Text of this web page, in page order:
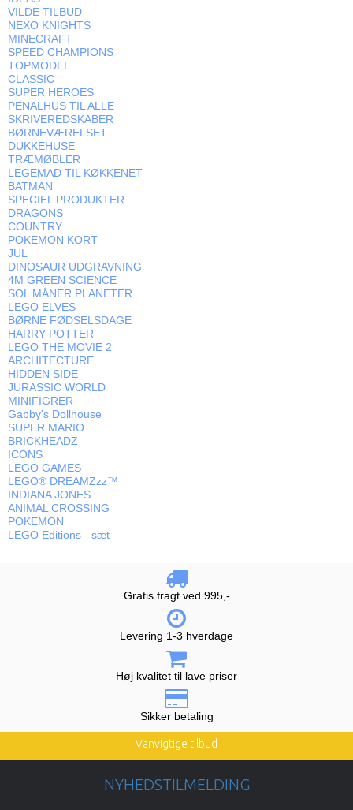
VILDE TILBUD
NEXO KNIGHTS
MINECRAFT
SPEED CHAMPIONS
TOPMODEL
CLASSIC
SUPER HEROES
PENALHUS TIL ALLE
SKRIVEREDSKABER
BØRNEVÆRELSET
DUKKEHUSE
TRÆMØBLER
LEGEMAD TIL KØKKENET
BATMAN
SPECIEL PRODUKTER
DRAGONS
COUNTRY
POKEMON KORT
JUL
DINOSAUR UDGRAVNING
4M GREEN SCIENCE
SOL MÅNER PLANETER
LEGO ELVES
BØRNE FØDSELSDAGE
HARRY POTTER
LEGO THE MOVIE 2
ARCHITECTURE
HIDDEN SIDE
JURASSIC WORLD
MINIFIGRER
Gabby's Dollhouse
SUPER MARIO
BRICKHEADZ
ICONS
LEGO GAMES
LEGO® DREAMZzz™
INDIANA JONES
ANIMAL CROSSING
POKEMON
LEGO Editions - sæt
Gratis fragt ved 995,-
Levering 1-3 hverdage
Høj kvalitet til lave priser
Sikker betaling
Vanvigtige tilbud
NYHEDSTILMELDING